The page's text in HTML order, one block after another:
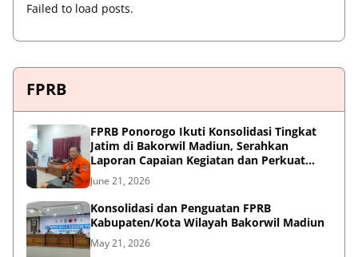
Failed to load posts.
FPRB
FPRB Ponorogo Ikuti Konsolidasi Tingkat
Jatim di Bakorwil Madiun, Serahkan
Laporan Capaian Kegiatan dan Perkuat
Sinergi Pentahelix
June 21, 2026
Konsolidasi dan Penguatan FPRB
Kabupaten/Kota Wilayah Bakorwil Madiun
May 21, 2026